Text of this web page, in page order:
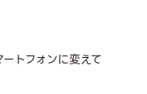
トフォンに変えて